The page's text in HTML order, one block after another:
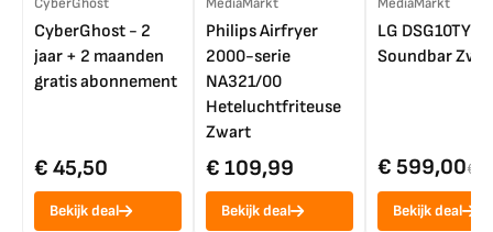
CyberGhost
CyberGhost - 2
jaar + 2 maanden
gratis abonnement
€ 45,50
Bekijk deal
MediaMarkt
Philips Airfryer
2000-serie
NA321/00
Heteluchtfriteuse
Zwart
€ 109,99
Bekijk deal
MediaMarkt
LG DSG10TY
Soundbar
€ 599,00€
Bekijk deal